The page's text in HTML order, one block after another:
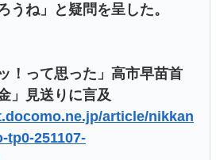
うね」と疑問を呈した。
！って思った」高市早苗首
」見送りに言及
article/nikkan
251107-